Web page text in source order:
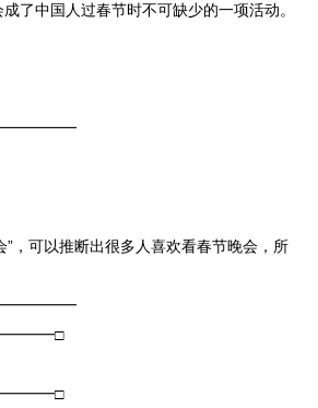
了中国人过春节时不可缺少的一项活动。
，可以推断出很多人喜欢看春节晚会，所